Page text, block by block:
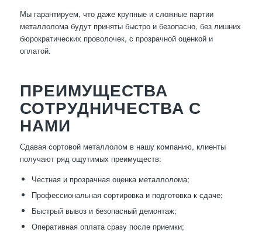
Мы гарантируем, что даже крупные и сложные партии
металлолома будут приняты быстро и безопасно, без лишних
бюрократических проволочек, с прозрачной оценкой и
оплатой.
ПРЕИМУЩЕСТВА
СОТРУДНИЧЕСТВА С
НАМИ
Сдавая сортовой металлолом в нашу компанию, клиенты
получают ряд ощутимых преимуществ:
Честная и прозрачная оценка металлолома;
Профессиональная сортировка и подготовка к сдаче;
Быстрый вывоз и безопасный демонтаж;
Оперативная оплата сразу после приемки;